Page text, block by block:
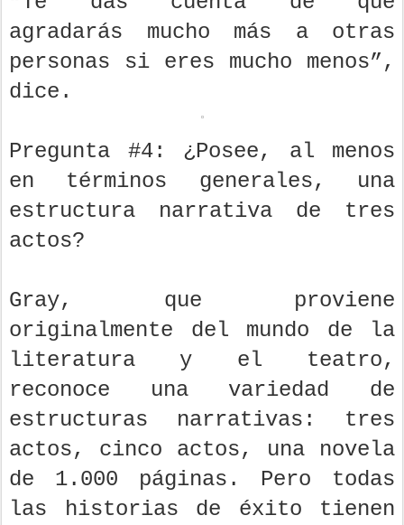
agradarás mucho más a otras
personas si eres mucho menos”,
dice.
Pregunta #4: ¿Posee, al menos
en términos generales, una
estructura narrativa de tres
actos?
Gray, que proviene
originalmente del mundo de la
literatura y el teatro,
reconoce una variedad de
estructuras narrativas: tres
actos, cinco actos, una novela
de 1.000 páginas. Pero todas
las historias de éxito tienen